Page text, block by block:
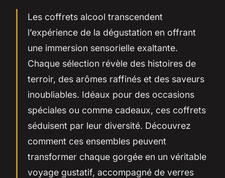
Les coffrets alcool transcendent
l’expérience de la dégustation en offrant
une immersion sensorielle exaltante.
Chaque sélection révèle des histoires de
terroir, des arômes raffinés et des saveurs
inoubliables. Idéaux pour des occasions
spéciales ou comme cadeaux, ces coffrets
séduisent par leur diversité. Découvrez
comment ces ensembles peuvent
transformer chaque gorgée en un véritable
voyage gustatif, accompagné de verres